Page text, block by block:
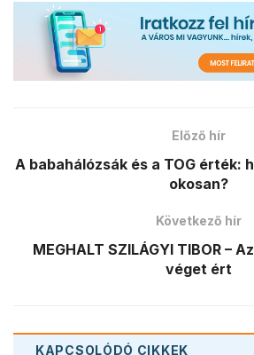
Előző hír
A babahálózsák és a TOG érték:
okosan?
Következő hír
MEGHALT SZILÁGYI TIBOR –
véget ért
KAPCSOLÓDÓ CIKKEK